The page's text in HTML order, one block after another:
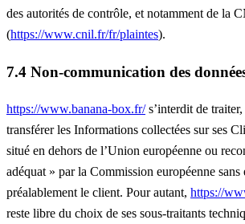
des autorités de contrôle, et notamment de la
(https://www.cnil.fr/fr/plaintes).
7.4 Non-communication des
https://www.banana-box.fr/s’interdit de
transférer les Informations collectées sur ses
situé en dehors de l’Union européenne ou
adéquat » par la Commission européenne
préalablement le client. Pour autant, https://
reste libre du choix de ses sous-traitants